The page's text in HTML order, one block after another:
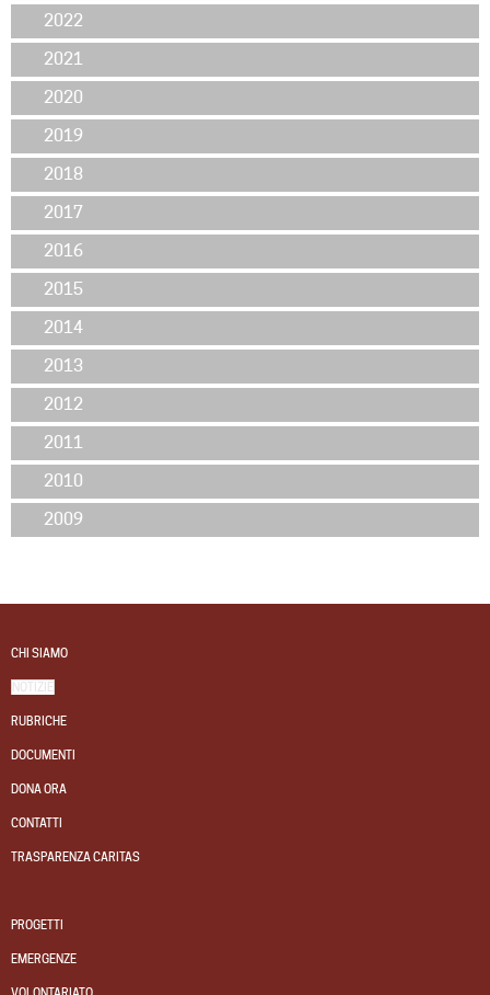
2022
2021
2020
2019
2018
2017
2016
2015
2014
2013
2012
2011
2010
2009
CHI SIAMO
NOTIZIE
RUBRICHE
DOCUMENTI
DONA ORA
CONTATTI
TRASPARENZA CARITAS
PROGETTI
EMERGENZE